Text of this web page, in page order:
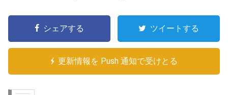
シェアする ツイートする
更新情報を Push 通知で受けとる